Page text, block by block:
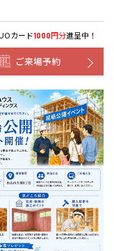
カード1000円分進呈中！
ご来場予約